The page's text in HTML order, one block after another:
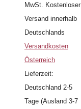
MwSt. Kostenloser
Versand innerhalb
Deutschlands
Versandkosten
Österreich
Lieferzeit:
Deutschland 2-5
Tage (Ausland 3-7